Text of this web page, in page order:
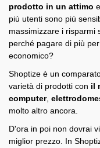
prodotto in un attimo
più utenti sono più
massimizzare i risparmi
perché pagare di più
economico?
Shoptize è un
varietà di prodotti con il
computer,
molto altro ancora.
D'ora in poi non dovrai
miglior prezzo. In